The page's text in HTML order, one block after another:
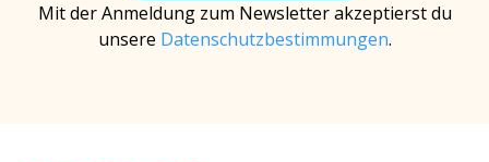
Mit der Anmeldung zum Newsletter akzeptierst du
unsere Datenschutzbestimmungen.